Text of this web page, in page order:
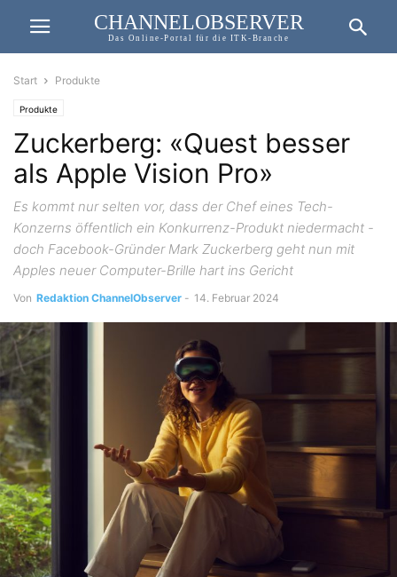
CHANNELOBSERVER
Das Online-Portal für die ITK-Branche
Start Produkte
Produkte
Zuckerberg: «Quest besser
als Apple Vision Pro»
Es kommt nur selten vor, dass der Chef eines Tech-
Konzerns öffentlich ein Konkurrenz-Produkt niedermacht -
doch Facebook-Gründer Mark Zuckerberg geht nun mit
Apples neuer Computer-Brille hart ins Gericht
Von Redaktion ChannelObserver - 14. Februar 2024